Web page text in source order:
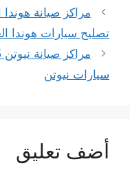
تصليح سيارات هوندا
سيارات نيوتن
أضف تعليق